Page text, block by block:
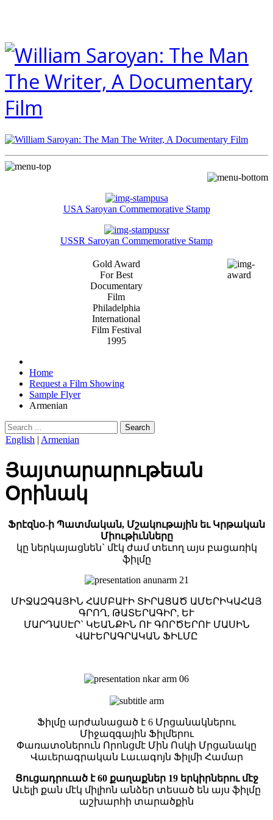
USA Saroyan Commemorative Stamp
USSR Saroyan Commemorative Stamp
Gold Award
For Best
Documentary
Film
Philadelphia
International
Film Festival
1995
Home
Request a Film Showing
Sample Flyer
Armenian
Search
English | Armenian
Յայտարարութեան
Օրինակ
Ֆրէզնօ-ի Պատմական, Մշակութային եւ Կրթական
Միութիւնները
կը ներկայացնեն` մէկ ժամ տեւող այս բացառիկ
ֆիլմը
ՄԻՋԱԶԳԱՅԻՆ ՀԱՄԲԱՒԻ ՏԻՐԱՑԱԾ ԱՄԵՐԻԿԱՀԱՅ
ԳՐՈՂ, ԹԱՏԵՐԱԳԻՐ, ԵՒ
ՄԱՐԴԱՍԷՐ` ԿԵԱՆՔԻՆ ՈՒ ԳՈՐԾԵՐՈՒ ՄԱՍԻՆ
ՎԱՒԵՐԱԳՐԱԿԱՆ ՖԻԼՄԸ
Ֆիլմը արժանացած է 6 Մրցանակներու
Միջազգային Ֆիլմերու
Փառատօներուն Որոնցմէ Մին Ոսկի Մրցանակը
Վաւերագրական Լաւագոյն Ֆիլմի Համար
Ցուցադրուած է 60 քաղաքներ 19 երկիրներու մէջ
Աւելի քան մէկ միլիոն անձեր տեսած են այս ֆիլմը
աշխարհի տարածքին